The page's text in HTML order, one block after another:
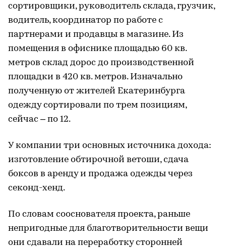
сортировщики, руководитель склада, грузчик,
водитель, координатор по работе с
партнерами и продавцы в магазине. Из
помещения в офиснике площадью 60 кв.
метров склад дорос до производственной
площадки в 420 кв. метров. Изначально
полученную от жителей Екатеринбурга
одежду сортировали по трем позициям,
сейчас – по 12.
У компании три основных источника дохода:
изготовление обтирочной ветоши, сдача
боксов в аренду и продажа одежды через
секонд-хенд.
По словам сооснователя проекта, раньше
непригодные для благотворительности вещи
они сдавали на переработку сторонней